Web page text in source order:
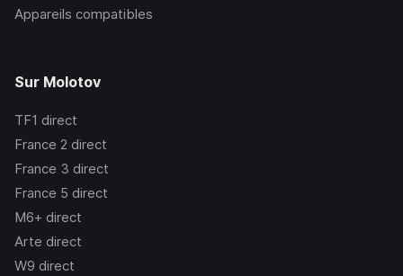
Appareils compatibles
Sur Molotov
TF1 direct
France 2 direct
France 3 direct
France 5 direct
M6+ direct
Arte direct
W9 direct